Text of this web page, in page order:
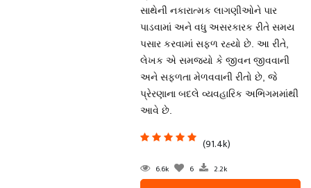
સાથેની નકારાત્મક લાગણીઓને પાર
પાડવામાં અને વધુ અસરકારક રીતે સમય
પસાર કરવામાં સફળ રહ્યો છે. આ રીતે,
લેખક એ સમજ્યો કે જીવન જીવવાની
અને સફળતા મેળવવાની રીતો છે, જે
પ્રેરણાના બદલે વ્યવહારિક અભિગમમાંથી
આવે છે.
(91.4k)
6.6k 6 2.2k